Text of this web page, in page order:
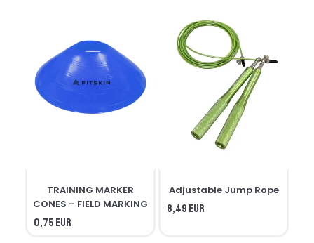
TRAINING MARKER
CONES – FIELD MARKING
0,75 EUR
Adjustable Jump Rope
8,49 EUR